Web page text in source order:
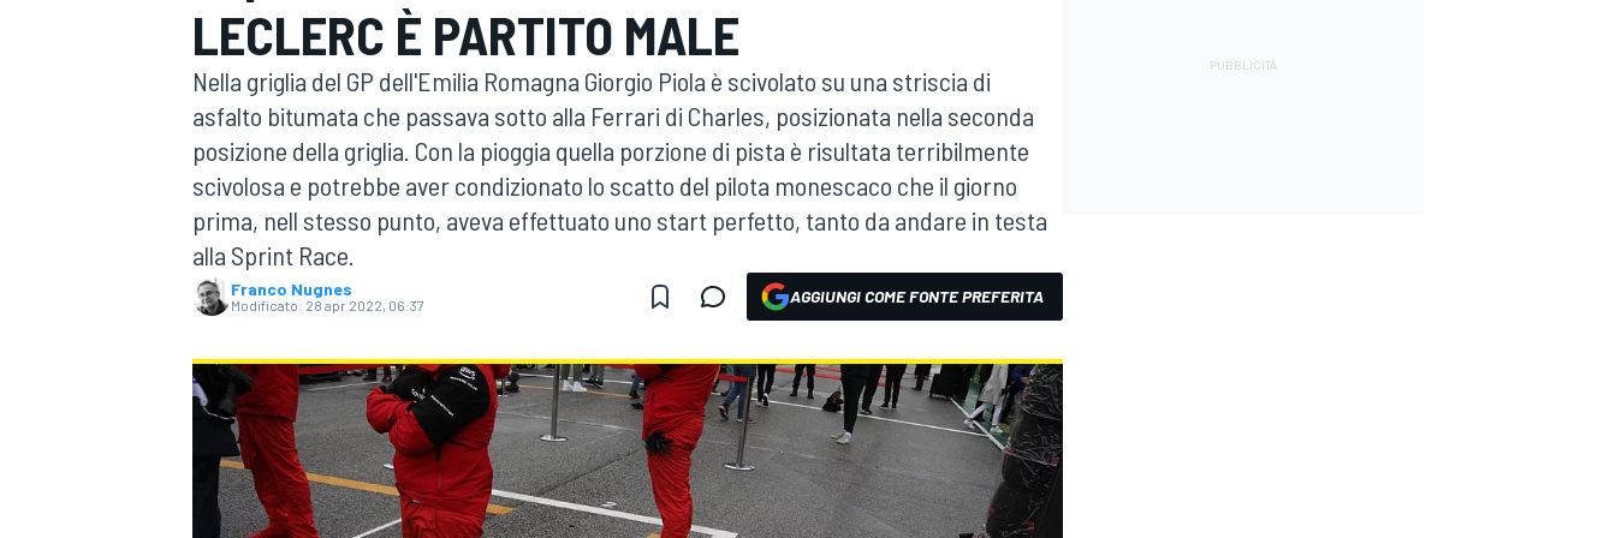
MOTOGP WEC
WRC
LECLERC È PARTITO MALE
Nella griglia del GP dell'Emilia Romagna Giorgio Piola è scivolato su una striscia di
asfalto bitumata che passava sotto alla Ferrari di Charles, posizionata nella seconda
posizione della griglia. Con la pioggia quella porzione di pista è risultata terribilmente
scivolosa e potrebbe aver condizionato lo scatto del pilota monescaco che il giorno
prima, nell stesso punto, aveva effettuato uno start perfetto, tanto da andare in testa
alla Sprint Race.
Franco Nugnes
Modificato: 28 apr 2022, 06:37 AGGIUNGI COME FONTE PREFERITA